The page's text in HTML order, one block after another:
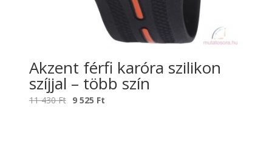
Akzent férfi karóra szilikon
szíjjal – több szín
11 430Ft Original
9 525 Ft